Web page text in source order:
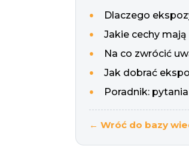
Dlaczego
Jakie cechy
Na co zwrócić
Jak dobrać
Poradnik:
← Wróć do bazy